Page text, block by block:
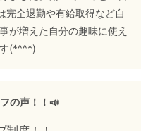
完全退勤や有給取得など自
が増えた自分の趣味に使え
(*^^*)
の声！！📣